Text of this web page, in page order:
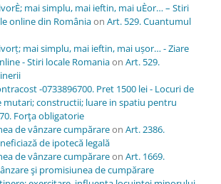
mai simplu, mai ieftin, mai uÈor… – Stiri
online din Româniaon Art. 529. Cuantumul
mai simplu, mai ieftin, mai ușor… - Ziare
- Stiri locale Romaniaon Art. 529.
-0733896700. Pret 1500 lei - Locuri de
mutari; constructii; luare in spatiu pentru
Forţa obligatorie
de vânzare cumpărareon Art. 2386.
de ipotecă legală
de vânzare cumpărareon Art. 1669.
şi promisiunea de cumpărare